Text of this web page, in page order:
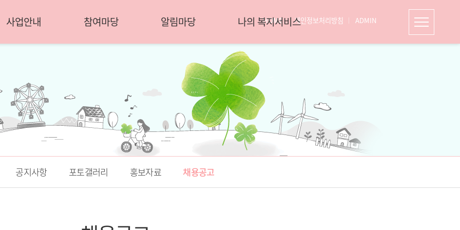
HOME 개인정보처리방침 ADMIN
사업안내 참여마당 알림마당 나의 복지서비스
공지사항 포토갤러리 홍보자료 채용공고